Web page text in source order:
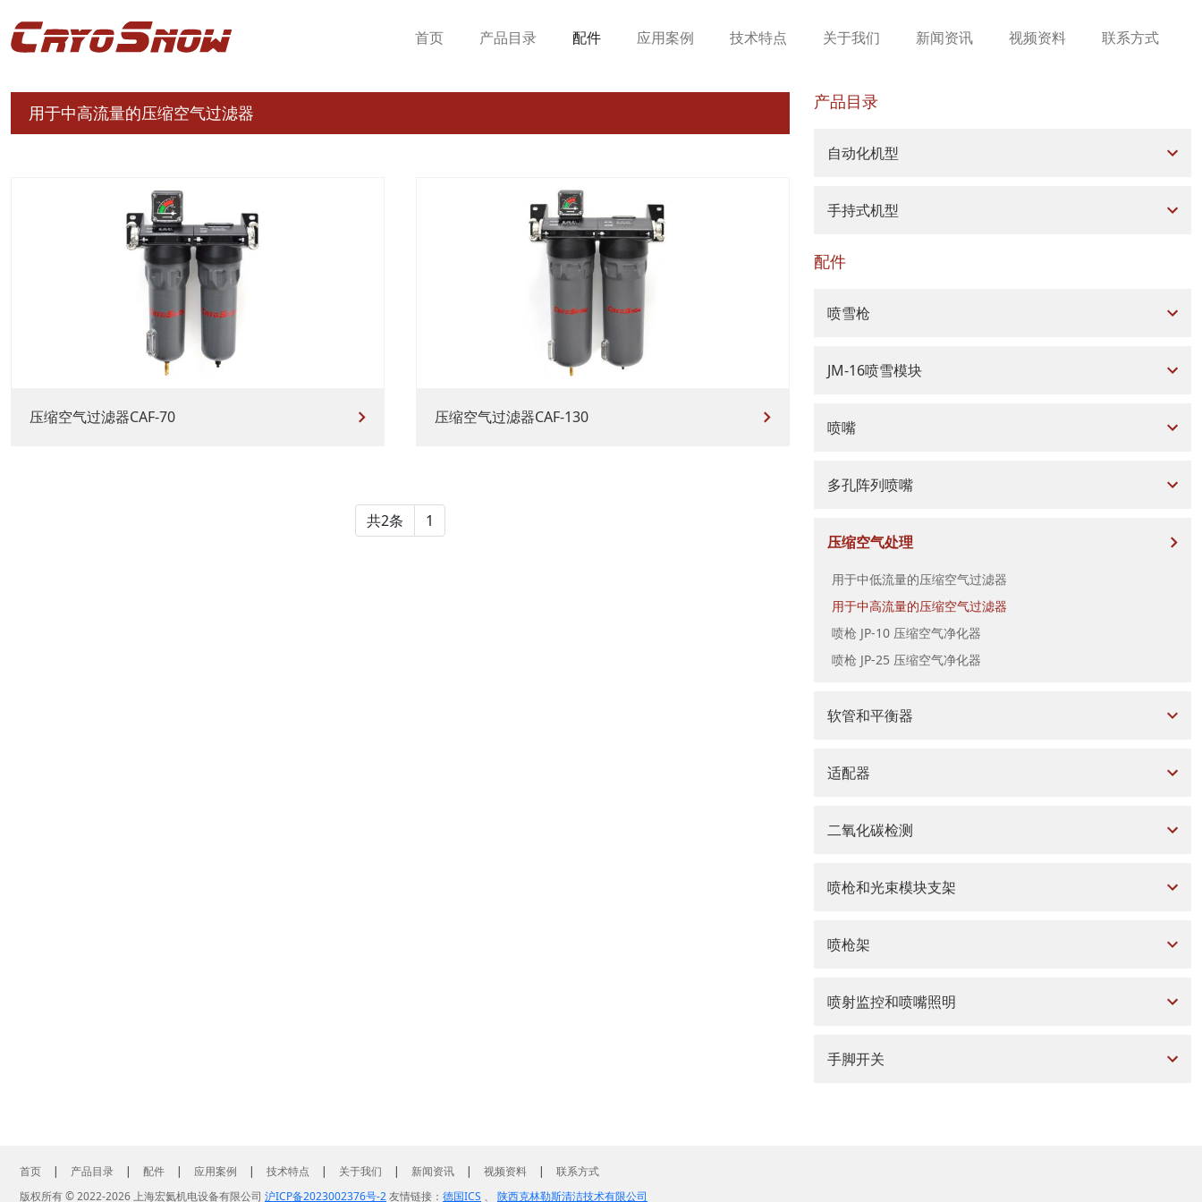
首页 产品目录 配件 应用案例 技术特点 关于我们 新闻资讯 视频资料 联系方式
用于中高流量的压缩空气过滤器
压缩空气过滤器CAF-70 压缩空气过滤器CAF-130
共2条 1
产品目录
自动化机型
手持式机型
配件
喷雪枪
JM-16喷雪模块
喷嘴
多孔阵列喷嘴
压缩空气处理
用于中低流量的压缩空气过滤器
用于中高流量的压缩空气过滤器
喷枪 JP-10 压缩空气净化器
喷枪 JP-25 压缩空气净化器
软管和平衡器
适配器
二氧化碳检测
喷枪和光束模块支架
喷枪架
喷射监控和喷嘴照明
手脚开关
首页 | 产品目录 | 配件 | 应用案例 | 技术特点 | 关于我们 | 新闻资讯 | 视频资料 |
联系方式
版权所有 © 2022-2026 上海宏氦机电设备有限公司 沪ICP备2023002376号-2友情链接： 德国ICS 、 陕西克林勒斯清洁技术有限公司